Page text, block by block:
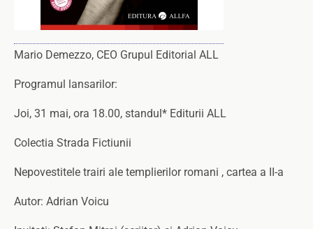
Mario Demezzo, CEO Grupul Editorial ALL
Programul lansarilor:
Joi, 31 mai, ora 18.00, standul* Editurii ALL
Colectia Strada Fictiunii
Nepovestitele trairi ale templierilor romani , cartea a II-a
Autor: Adrian Voicu